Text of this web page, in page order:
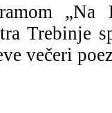
Trebinje
večeri